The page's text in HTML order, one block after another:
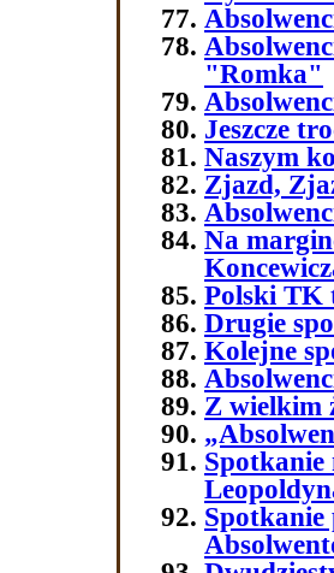
"Romka"
Jeszcze
Naszym
Zjazd,
Na
Polski TK
Drugie
Kolejne
Z wielkim
Spotkanie
Spotkanie